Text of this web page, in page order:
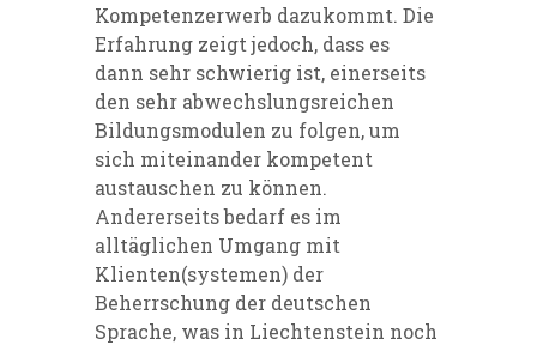
Kompetenzerwerb dazukommt. Die
Erfahrung zeigt jedoch, dass es
dann sehr schwierig ist, einerseits
den sehr abwechslungsreichen
Bildungsmodulen zu folgen, um
sich miteinander kompetent
austauschen zu können.
Andererseits bedarf es im
alltäglichen Umgang mit
Klienten(systemen) der
Beherrschung der deutschen
Sprache, was in Liechtenstein noch